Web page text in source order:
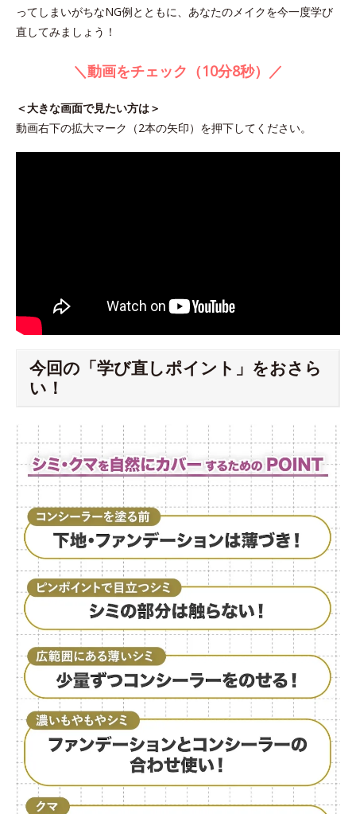
ってしまいがちなNG例とともに、あなたのメイクを今一度学び
直してみましょう！
＼動画をチェック（10分8秒）／
＜大きな画面で見たい方は＞
動画右下の拡大マーク（2本の矢印）を押下してください。
今回の「学び直しポイント」をおさら
い！